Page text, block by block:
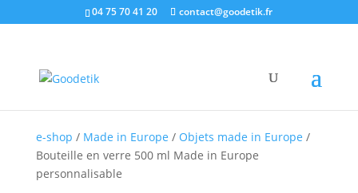
04 75 70 41 20 contact@goodetik.fr
e-shop / Made in Europe / Objets made in Europe /
Bouteille en verre 500 ml Made in Europe
personnalisable